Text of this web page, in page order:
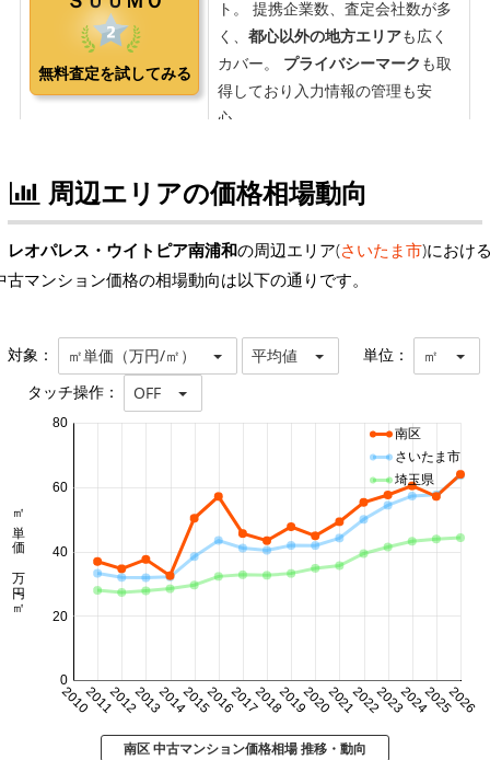
周辺エリアの価格相場動向
レオパレス・ウイトピア南浦和の周辺エリア(さいたま市)におけ
古マンション価格の相場動向は以下の通りです。
対象： ㎡単価（万円/㎡） 平均値 単位： ㎡
タッチ操作： OFF
20102011201220132014201520162017201820192020202120222023202420252026
0
20
40
60
80
㎡単価 万円/㎡
南区
さいたま市
埼玉県
南区 中古マンション価格相場 推移・動向